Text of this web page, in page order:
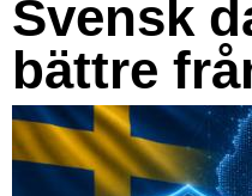
Svensk
bättre